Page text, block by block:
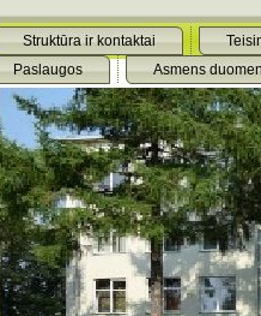
Struktūra ir kontaktai
Paslaugos Asmens